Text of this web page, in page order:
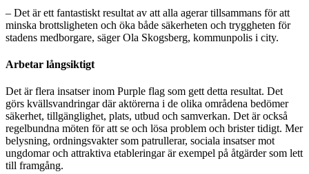
– Det är ett fantastiskt resultat av att alla agerar tillsammans för att
minska brottsligheten och öka både säkerheten och tryggheten för
stadens medborgare, säger Ola Skogsberg, kommunpolis i city.
Arbetar långsiktigt
Det är flera insatser inom Purple flag som gett detta resultat. Det
görs kvällsvandringar där aktörerna i de olika områdena bedömer
säkerhet, tillgänglighet, plats, utbud och samverkan. Det är också
regelbundna möten för att se och lösa problem och brister tidigt. Mer
belysning, ordningsvakter som patrullerar, sociala insatser mot
ungdomar och attraktiva etableringar är exempel på åtgärder som lett
till framgång.